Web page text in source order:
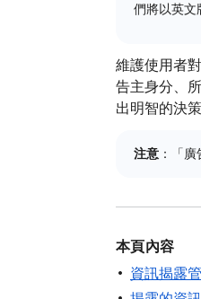
們將以英文
維護使用者
告主身分、
出明智的決
注意 ：「
本頁內容
資訊揭露